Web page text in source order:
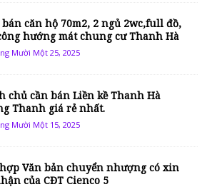
bán căn hộ 70m2, 2 ngủ 2wc,full đồ,
hướng mát chung cư Thanh Hà
Mười Một 25, 2025
chủ cần bán Liền kề Thanh Hà
Thanh giá rẻ nhất.
Mười Một 15, 2025
Văn bản chuyển nhượng có xin
của CĐT Cienco 5